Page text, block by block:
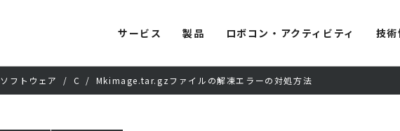
サービス 製品 ロボコン・アクティビティ 技
ソフトウェア C Mkimage.tar.gzファイルの解凍エラーの対処方法